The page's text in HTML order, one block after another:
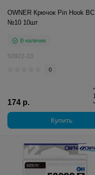
OWNER Крючок Pin Hook BC
№10 10шт
В наличии
50922-10
0
174 р.
Купить